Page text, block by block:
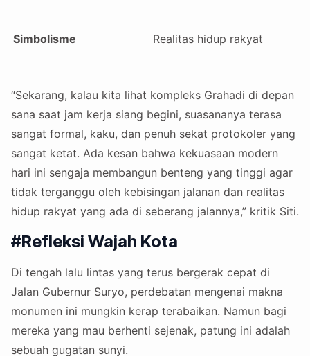
Simbolisme Realitas hidup rakyat
“Sekarang, kalau kita lihat kompleks Grahadi di depan
sana saat jam kerja siang begini, suasananya terasa
sangat formal, kaku, dan penuh sekat protokoler yang
sangat ketat. Ada kesan bahwa kekuasaan modern
hari ini sengaja membangun benteng yang tinggi agar
tidak terganggu oleh kebisingan jalanan dan realitas
hidup rakyat yang ada di seberang jalannya,” kritik Siti.
#Refleksi Wajah Kota
Di tengah lalu lintas yang terus bergerak cepat di
Jalan Gubernur Suryo, perdebatan mengenai makna
monumen ini mungkin kerap terabaikan. Namun bagi
mereka yang mau berhenti sejenak, patung ini adalah
sebuah gugatan sunyi.